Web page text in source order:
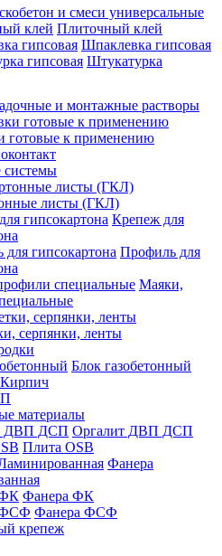
и смеси универсальные
Плиточный клей
Шпаклевка гипсовая
Штукатурка
и монтажные растворы
готовые к применению
системы
листы (ГКЛ)
Крепеж для
Профиль для
Маяки,
серпянки, ленты
Блок газобетонный
Кирпич
материалы
Оргалит ДВП ДСП
Плита OSB
Фанера
Фанера ФК
Фанера ФСФ
крепеж